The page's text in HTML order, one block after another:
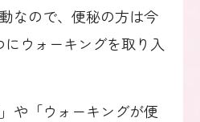
なので、便秘の方は今
ウォーキングを取り入
や「ウォーキングが便